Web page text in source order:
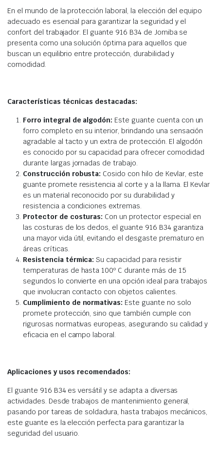
En el mundo de la protección laboral, la elección del equipo
adecuado es esencial para garantizar la seguridad y el
confort del trabajador. El guante 916 B34 de Jomiba se
presenta como una solución óptima para aquellos que
buscan un equilibrio entre protección, durabilidad y
comodidad.
Características técnicas destacadas:
Forro integral de algodón: Este guante cuenta con un
forro completo en su interior, brindando una sensación
agradable al tacto y un extra de protección. El algodón
es conocido por su capacidad para ofrecer comodidad
durante largas jornadas de trabajo.
Construcción robusta: Cosido con hilo de Kevlar, este
guante promete resistencia al corte y a la llama. El Kevlar
es un material reconocido por su durabilidad y
resistencia a condiciones extremas.
Protector de costuras: Con un protector especial en
las costuras de los dedos, el guante 916 B34 garantiza
una mayor vida útil, evitando el desgaste prematuro en
áreas críticas.
Resistencia térmica: Su capacidad para resistir
temperaturas de hasta 100º C durante más de 15
segundos lo convierte en una opción ideal para trabajos
que involucran contacto con objetos calientes.
Cumplimiento de normativas: Este guante no solo
promete protección, sino que también cumple con
rigurosas normativas europeas, asegurando su calidad y
eficacia en el campo laboral.
Aplicaciones y usos recomendados:
El guante 916 B34 es versátil y se adapta a diversas
actividades. Desde trabajos de mantenimiento general,
pasando por tareas de soldadura, hasta trabajos mecánicos,
este guante es la elección perfecta para garantizar la
seguridad del usuario.